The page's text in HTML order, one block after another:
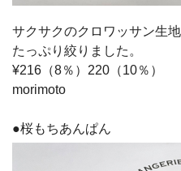
サクサクのクロワッサン生
たっぷり絞りました。
¥216（8％）220（10％）
morimoto
●桜もちあんぱん